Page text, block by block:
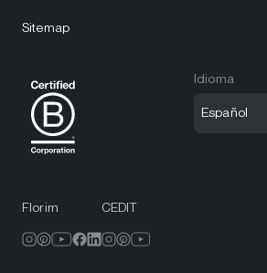
Sitemap
Idioma
Español
Florim CEDIT